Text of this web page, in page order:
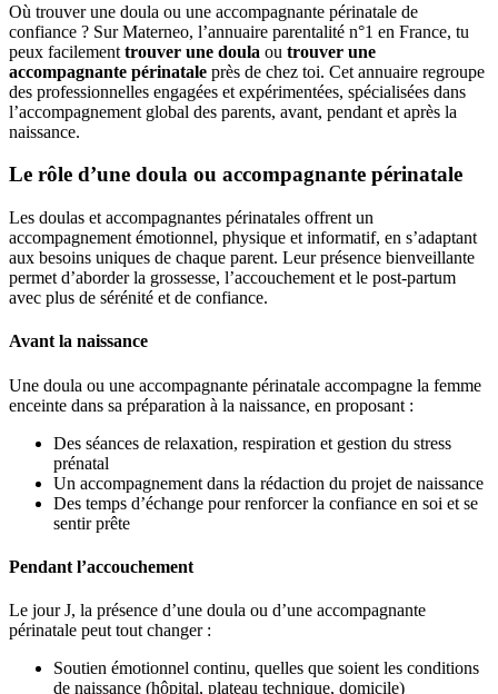
Où trouver une doula ou une accompagnante périnatale de
confiance ? Sur Materneo, l’annuaire parentalité n°1 en France, tu
peux facilement trouver une doula ou trouver une
accompagnante périnatale près de chez toi. Cet annuaire regroupe
des professionnelles engagées et expérimentées, spécialisées dans
l’accompagnement global des parents, avant, pendant et après la
naissance.
Le rôle d’une doula ou accompagnante périnatale
Les doulas et accompagnantes périnatales offrent un
accompagnement émotionnel, physique et informatif, en s’adaptant
aux besoins uniques de chaque parent. Leur présence bienveillante
permet d’aborder la grossesse, l’accouchement et le post-partum
avec plus de sérénité et de confiance.
Avant la naissance
Une doula ou une accompagnante périnatale accompagne la femme
enceinte dans sa préparation à la naissance, en proposant :
Des séances de relaxation, respiration et gestion du stress
prénatal
Un accompagnement dans la rédaction du projet de naissance
Des temps d’échange pour renforcer la confiance en soi et se
sentir prête
Pendant l’accouchement
Le jour J, la présence d’une doula ou d’une accompagnante
périnatale peut tout changer :
Soutien émotionnel continu, quelles que soient les conditions
de naissance (hôpital, plateau technique, domicile)